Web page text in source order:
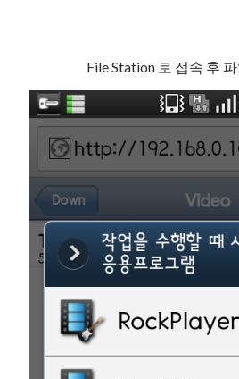
File Station 로 접속 후